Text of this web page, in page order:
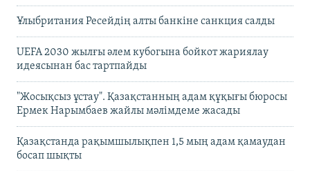
Ұлыбритания Ресейдің алты банкіне санкция салды
UEFA 2030 жылғы әлем кубогына бойкот жариялау
идеясынан бас тартпайды
"Жосықсыз ұстау". Қазақстанның адам құқығы бюросы
Ермек Нарымбаев жайлы мәлімдеме жасады
Қазақстанда рақымшылықпен 1,5 мың адам қамаудан
босап шықты